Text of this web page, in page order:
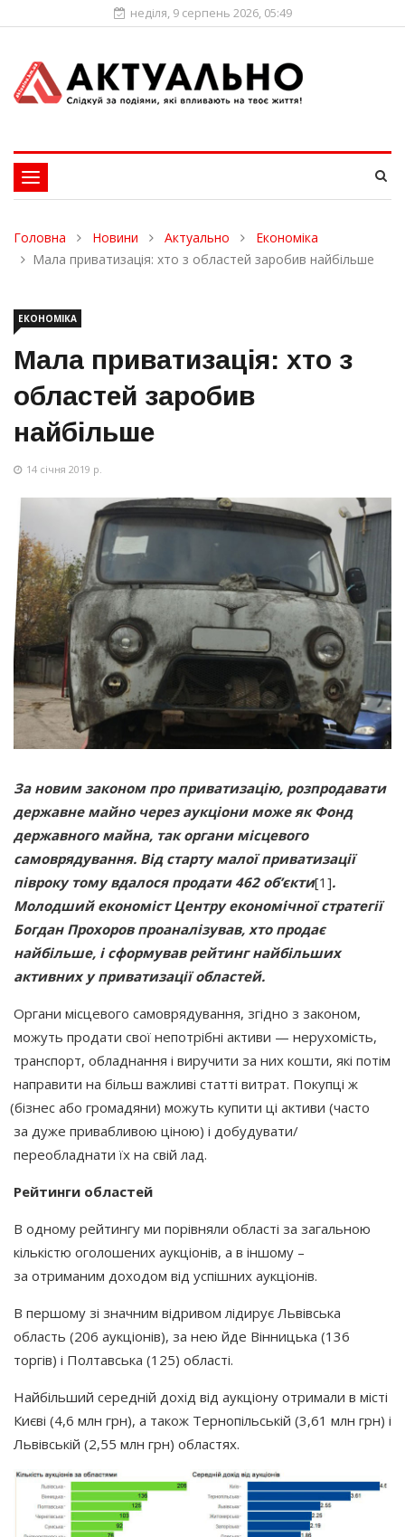
неділя, 9 серпень 2026, 05:49
Toggle
navigation
Головна Новини Актуально
Економіка
Мала приватизація: хто з областей заробив найбільше
ЕКОНОМІКА
Мала приватизація: хто з
областей заробив
найбільше
14 січня 2019 р.
За новим законом про приватизацію, розпродавати
державне майно через аукціони може як Фонд
державного майна, так органи місцевого
самоврядування. Від старту малої приватизації
півроку тому вдалося продати 462 об’єкти[1].
Молодший економіст Центру економічної стратегії
Богдан Прохоров проаналізував, хто продає
найбільше, і сформував рейтинг найбільших
активних у приватизації областей.
Органи місцевого самоврядування, згідно з законом,
можуть продати свої непотрібні активи — нерухомість,
транспорт, обладнання і виручити за них кошти, які потім
направити на більш важливі статті витрат. Покупці ж
(бізнесабо громадяни) можуть купити ці активи (часто
за дуже привабливою ціною) і добудувати/
переобладнати їх на свій лад.
Рейтинги областей
В одному рейтингу ми порівняли області за загальною
кількістю оголошених аукціонів, а в іншому –
за отриманим доходом від успішних аукціонів.
В першому зі значним відривом лідирує Львівська
область (206 аукціонів), за нею йде Вінницька (136
торгів) і Полтавська (125) області.
Найбільший середній дохід від аукціону отримали в місті
Києві (4,6 млн грн), а також Тернопільській (3,61 млн грн) і
Львівській (2,55 млн грн) областях.